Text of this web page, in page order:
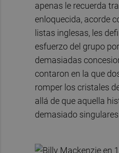
apenas le recuerda
enloquecida, acorde
listas inglesas, les
esfuerzo del grupo
demasiadas
contaron en la que
romper los cristales
allá de que aquella
demasiado